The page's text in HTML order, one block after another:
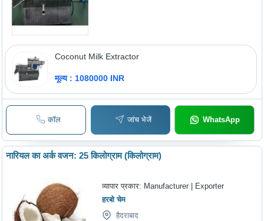
Coconut Milk Extractor
मूल्य : 1080000 INR
कॉल जांच भेजें WhatsApp
नारियल का अर्क वजन: 25 किलोग्राम (किलोग्राम)
व्यापार प्रकार: Manufacturer | Exporter
हरबो चेम
हैदराबाद